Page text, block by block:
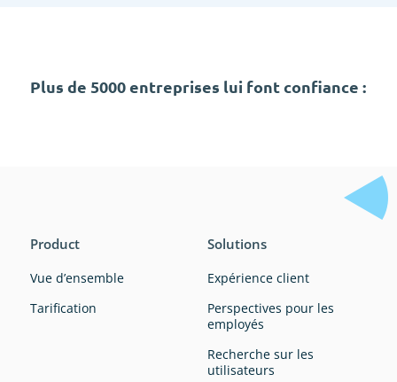
Plus de 5000 entreprises lui font confiance :
Product
Vue d’ensemble
Tarification
Solutions
Expérience client
Perspectives pour les
employés
Recherche sur les
utilisateurs